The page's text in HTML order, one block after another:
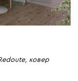
ковер